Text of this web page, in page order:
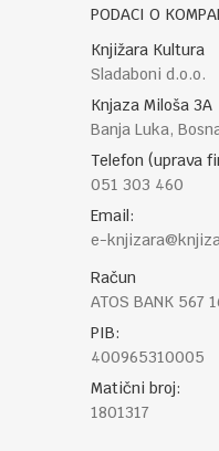
PODACI O
Knjižara Kultura
Sladaboni d.o.o.
Knjaza Miloša 3A
Banja Luka,
Telefon (uprava
051 303 460
Email:
e-
Račun
ATOS BANK 567
PIB:
400965310005
Matični broj:
1801317